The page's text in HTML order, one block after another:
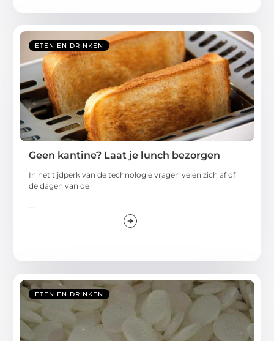
ETEN EN DRINKEN
Geen kantine? Laat je lunch bezorgen
In het tijdperk van de technologie vragen velen zich af of
de dagen van de
...
ETEN EN DRINKEN